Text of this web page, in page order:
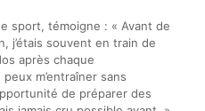
sport, témoigne : « Avant de
j’étais souvent en train de
après chaque
m’entraîner sans
de préparer des